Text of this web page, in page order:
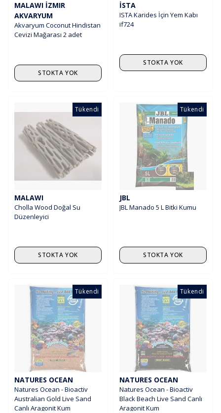
MALAWI İZMIR
AKVARYUM
Akvaryum Coconut Hindistan
Cevizi Mağarası 2 adet
STOKTA YOK
İSTA
ISTA Karides İçin Yem Kabı
if724
STOKTA YOK
Tükendi
MALAWI
Cholla Wood Doğal Su
Düzenleyici
STOKTA YOK
Tükendi
JBL
JBL Manado 5 L Bitki Kumu
STOKTA YOK
Tükendi
NATURES OCEAN
Natures Ocean - Bioactiv
Australian Gold Live Sand
Canlı Aragonit Kum
Tükendi
NATURES OCEAN
Natures Ocean - Bioactiv
Black Beach Live Sand Canlı
Aragonit Kum